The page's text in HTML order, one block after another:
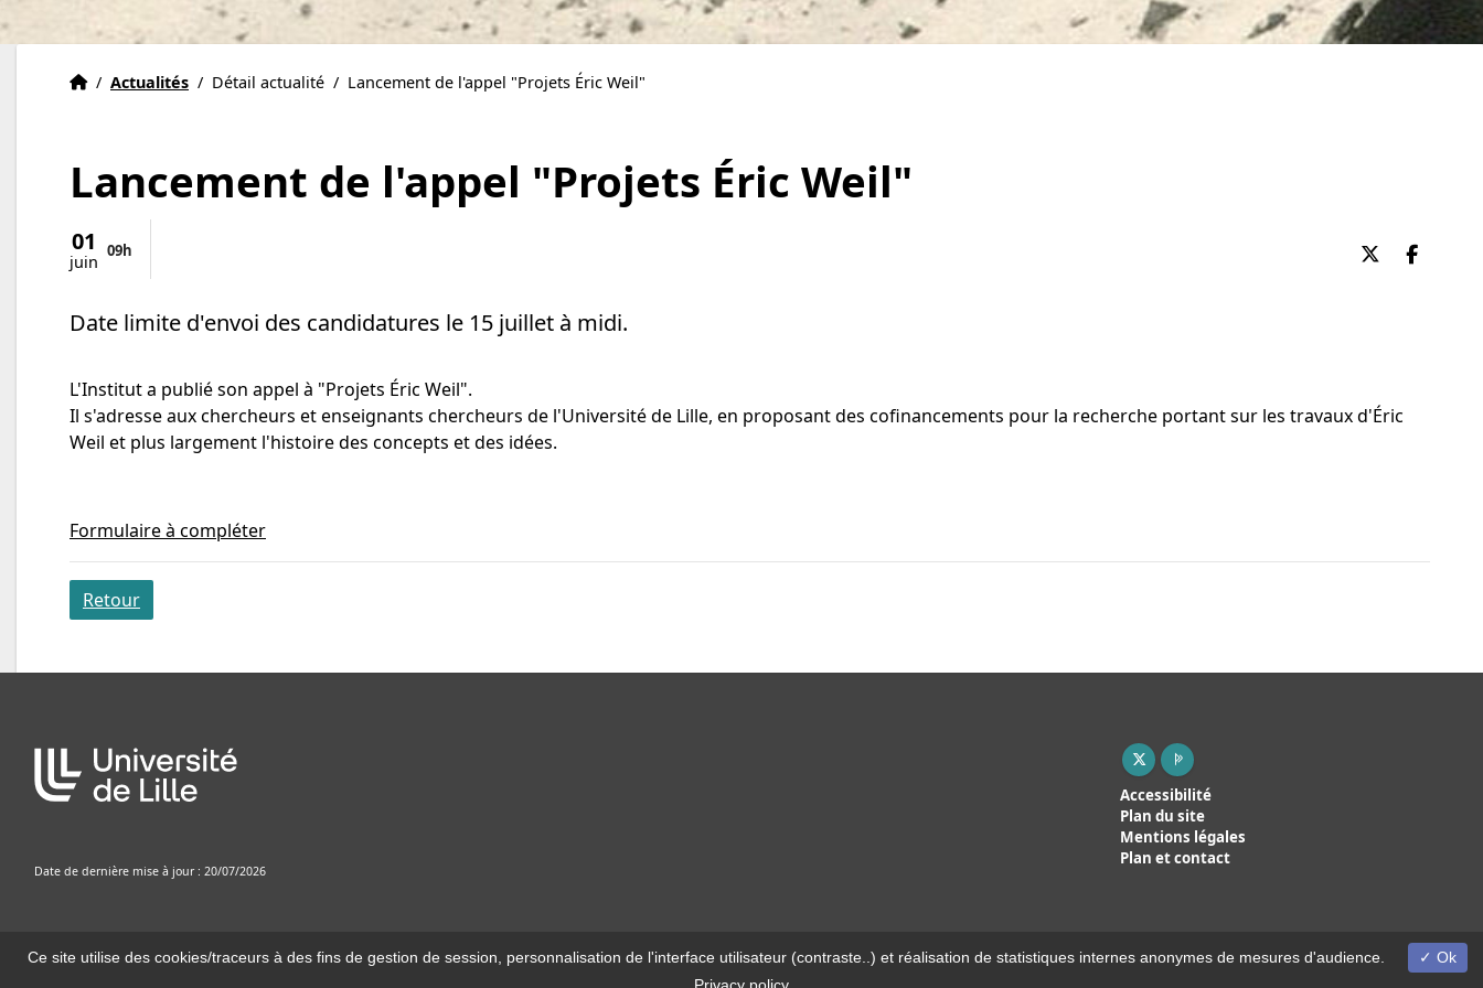
Institut Eric Weil
Accueil
/ Actualités / Détail actualité / Lancement de l'appel "Projets Éric Weil"
Lancement de l'appel "Projets Éric Weil"
01
juin
09h Partager
Date limite d'envoi des candidatures le 15 juillet à midi.
L'Institut a publié son appel à "Projets Éric Weil".
Il s'adresse aux chercheurs et enseignants chercheurs de l'Université de Lille, en proposant des cofinancements pour la recherche portant sur les travaux d'Éric
Weil et plus largement l'histoire des concepts et des idées.
Formulaire à compléter
Retour
Date de dernière mise à jour : 20/07/2026
X ( nouvelle fenêtre)
Page pro ( nouvelle fenêtre)
Accessibilité
Plan du site
Mentions légales
Plan et contact
Ce site utilise des cookies/traceurs à des fins de gestion de session, personnalisation de l'interface utilisateur (contraste..) et réalisation de statistiques internes anonymes de mesures d'audience.
Ok